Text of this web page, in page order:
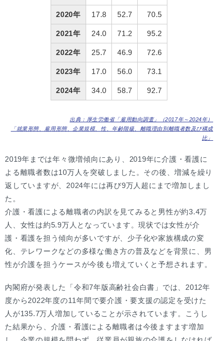
2020年 17.8 52.7 70.5
2021年 24.0 71.2 95.2
2022年 25.7 46.9 72.6
2023年 17.0 56.0 73.1
2024年 34.0 58.7 92.7
出典：厚生労働省「雇用動向調査」（2017年～2024年）
「就業形態、雇用形態、企業規模、性、年齢階級、離職理由別離職者数及び構成
比」
2019年までは年々微増傾向にあり、2019年に介護・看護に
よる離職者数は10万人を突破しました。その後、増減を繰り
返していますが、2024年には再び9万人超にまで増加しまし
た。
介護・看護による離職者の内訳を見てみると男性が約3.4万
人、女性は約5.9万人となっています。現状では女性が介
護・看護を担う傾向が多いですが、少子化や家族構成の変
化、テレワークなどの多様な働き方の普及などを背景に、男
性が介護を担うケースが今後も増えていくと予想されます。
内閣府が発表した「令和7年版高齢社会白書」では、2012年
度から2022年度の11年間で要介護・要支援の認定を受けた
人が135.7万人増加していることが示されています。こうし
た結果から、介護・看護による離職者は今後ますます増加